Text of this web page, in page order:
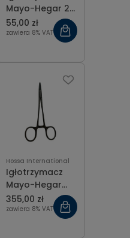
Mayo-Hegar 20
cm
55,00 zł
zawiera 8% VAT
Hossa International
Igłotrzymacz
Mayo-Hegar
pokryty czarną,
ceramiczną
powłoką 14 cm
355,00 zł
zawiera 8% VAT